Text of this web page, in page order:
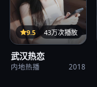
35集
9.5 43万次播放
武汉热恋
内地热播 2018